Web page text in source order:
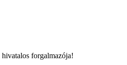
forgalmazója!